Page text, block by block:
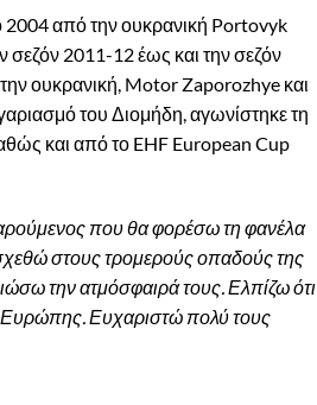
2004 από την ουκρανική Portovyk
σεζόν 2011-12 έως και την σεζόν
ουκρανική, Motor Zaporozhye και
του Διομήδη, αγωνίστηκε τη
και από το EHF European Cup
που θα φορέσω τη φανέλα
στους τρομερούς οπαδούς της
την ατμόσφαιρά τους. Ελπίζω ότι
Ευρώπης. Ευχαριστώ πολύ τους